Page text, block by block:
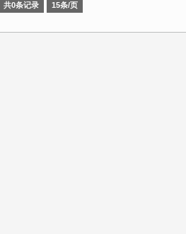
共0条记录 15条/页